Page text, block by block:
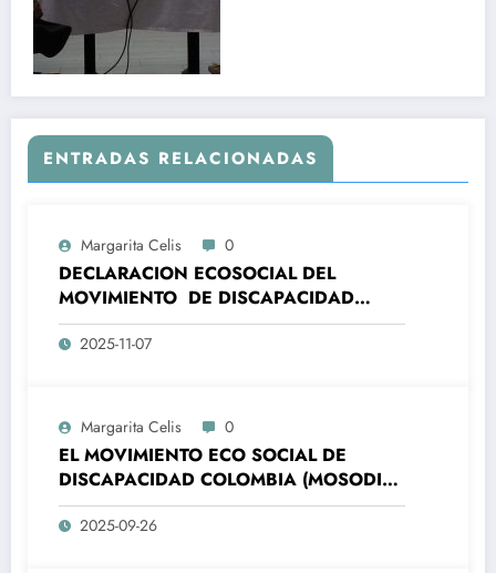
ENTRADAS RELACIONADAS
Margarita Celis 0
DECLARACION ECOSOCIAL DEL
MOVIMIENTO DE DISCAPACIDAD
COLOMBIA – MOSODIC- A LA
ORGANIZACIONES DE LA SOCIEDAD
ALC-UE- SANTA MARTA, 7 Y 8
NOVIEMBRE 2025
2025-11-07
Margarita Celis 0
EL MOVIMIENTO ECO SOCIAL DE
DISCAPACIDAD COLOMBIA (MOSODIC),
SE COMPLACE EN MANIFESTAR A LA
OPINIÓN PÚBLICA, LA ADHESIÓN A LA
2025-09-26